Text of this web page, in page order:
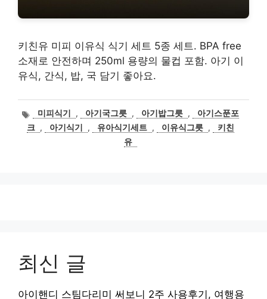
키친유 미피 이유식 식기 세트 5종 세트. BPA free
소재로 안전하며 250ml 용량의 물컵 포함. 아기 이
유식, 간식, 밥, 국 담기 좋아요.
태
그
미피식기 , 아기국그릇 , 아기밥그릇 ,
아기스푼포
크 , 아기식기 , 유아식기세트 , 이유식그릇 ,
키친
유
최신 글
아이핸디 스팀다리미 써보니 2주 사용후기, 여행용